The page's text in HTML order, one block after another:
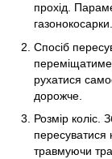
прохід.
газонокосарки.
Спосіб
рухатися
дорожче.
Розмір коліс.
пересуватися
травмуючи